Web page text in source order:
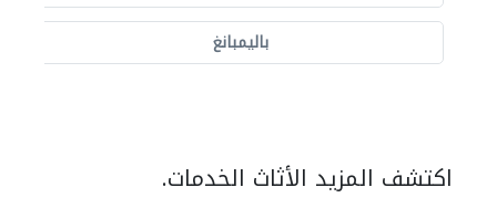
باليمبانغ
اكتشف المزيد الأثاث الخدمات.